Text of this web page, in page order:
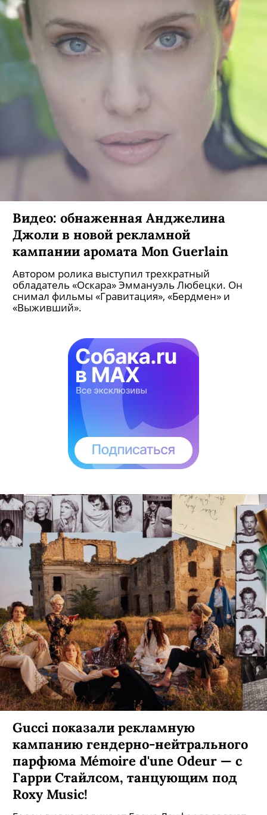
Видео: обнаженная Анджелина
Джоли в новой рекламной
кампании аромата Mon Guerlain
Автором ролика выступил трехкратный
обладатель «Оскара» Эммануэль Любецки. Он
снимал фильмы «Гравитация», «Бердмен» и
«Выживший».
Gucci показали рекламную
кампанию гендерно-нейтрального
парфюма Mémoire d'une Odeur — с
Гарри Стайлсом, танцующим под
Roxy Music!